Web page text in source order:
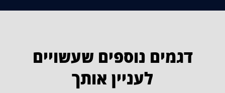
דגמים נוספים שעשויים
לעניין אותך